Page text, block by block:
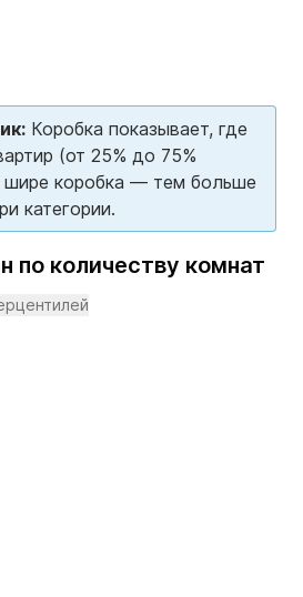
Коробка показывает, где
(от 25% до 75%
шире коробка — тем больше
категории.
по количеству комнат